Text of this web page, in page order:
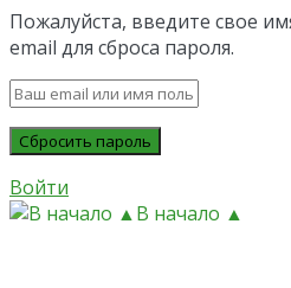
Пожалуйста, введите свое
email для сброса пароля.
Войти
В начало ▲